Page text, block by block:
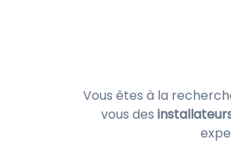
Vous êtes à la
vous des